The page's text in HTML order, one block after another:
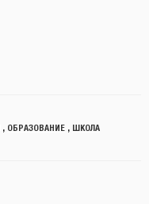
ОБРАЗОВАНИЕ, ШКОЛА